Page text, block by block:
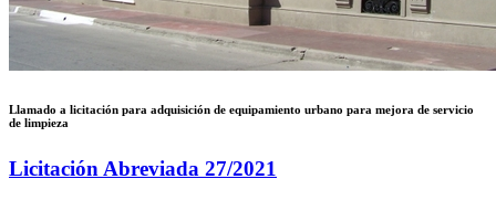
Llamado a licitación para adquisición de equipamiento urbano para mejora de servicio
de limpieza
Licitación Abreviada 27/2021